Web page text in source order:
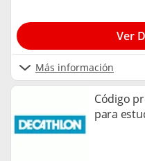
Más información
Ver
Código
para